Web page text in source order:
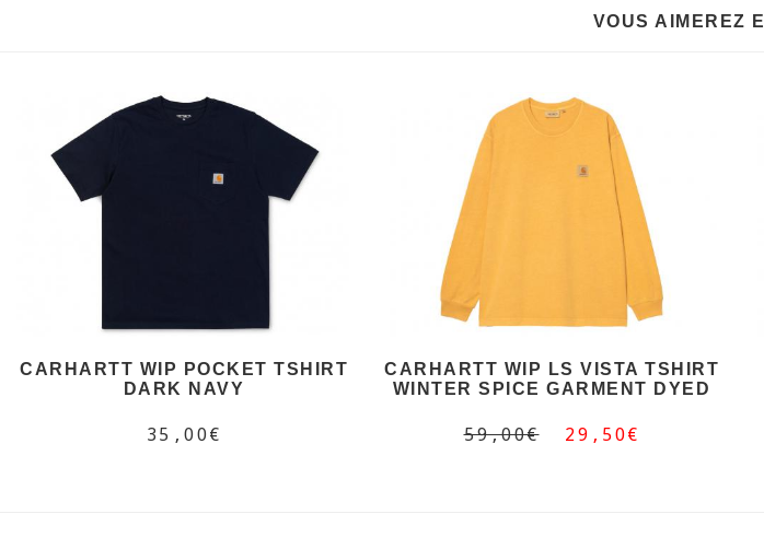
VOUS AIMEREZ
CARHARTT WIP POCKET TSHIRT
DARK NAVY
35,00€
CARHARTT WIP LS VISTA TSHIRT
WINTER SPICE GARMENT DYED
59,00€ 29,50€